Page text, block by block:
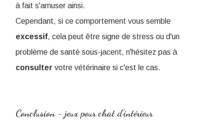
à fait s'amuser ainsi.
Cependant, si ce comportement vous semble
excessif, cela peut être signe de stress ou d'un
problème de santé sous-jacent, n'hésitez pas à
consulter votre vétérinaire si c'est le cas.
Conclusion - jeux pour chat d'intérieur